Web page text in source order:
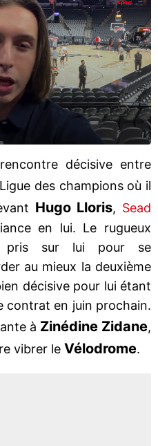
décisive entre
des champions où il
Hugo Lloris, Sead
en lui. Le rugueux
pris sur lui pour se
au mieux la deuxième
décisive pour lui étant
contrat en juin prochain.
à Zinédine Zidane,
vibrer le Vélodrome.